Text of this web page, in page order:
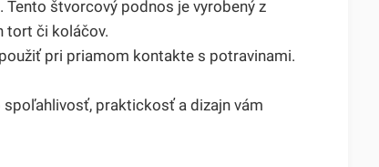
štvorcový podnos je vyrobený z
tort či koláčov.
pri priamom kontakte s potravinami.
praktickosť a dizajn vám